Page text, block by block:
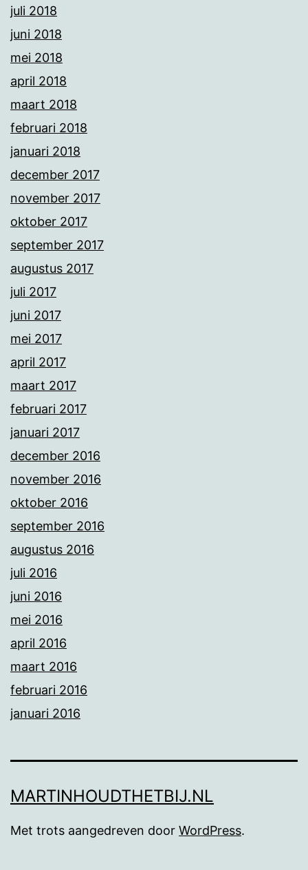
juli 2018
juni 2018
mei 2018
april 2018
maart 2018
februari 2018
januari 2018
december 2017
november 2017
oktober 2017
september 2017
augustus 2017
juli 2017
juni 2017
mei 2017
april 2017
maart 2017
februari 2017
januari 2017
december 2016
november 2016
oktober 2016
september 2016
augustus 2016
juli 2016
juni 2016
mei 2016
april 2016
maart 2016
februari 2016
januari 2016
MARTINHOUDTHETBIJ.NL
Met trots aangedreven door WordPress.